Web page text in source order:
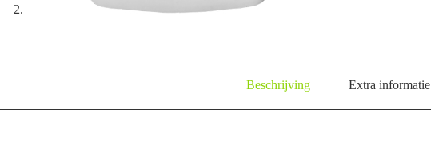
Beschrijving Extra informatie